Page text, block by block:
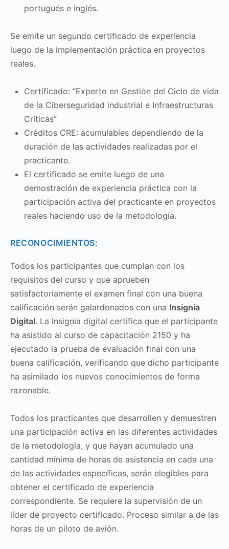
portugués e inglés.
Se emite un segundo certificado de experiencia
luego de la implementación práctica en proyectos
reales.
Certificado: “Experto en Gestión del Ciclo de vida
de la Ciberseguridad industrial e Infraestructuras
Críticas”
Créditos CRE: acumulables dependiendo de la
duración de las actividades realizadas por el
practicante.
El certificado se emite luego de una
demostración de experiencia práctica con la
participación activa del practicante en proyectos
reales haciendo uso de la metodología.
RECONOCIMIENTOS:
Todos los participantes que cumplan con los
requisitos del curso y que aprueben
satisfactoriamente el examen final con una buena
calificación serán galardonados con una Insignia
Digital. La Insignia digital certifica que el participante
ha asistido al curso de capacitación 2150 y ha
ejecutado la prueba de evaluación final con una
buena calificación, verificando que dicho participante
ha asimilado los nuevos conocimientos de forma
razonable.
Todos los practicantes que desarrollen y demuestren
una participación activa en las diferentes actividades
de la metodología, y que hayan acumulado una
cantidad mínima de horas de asistencia en cada una
de las actividades específicas, serán elegibles para
obtener el certificado de experiencia
correspondiente. Se requiere la supervisión de un
líder de proyecto certificado. Proceso similar a de las
horas de un piloto de avión.